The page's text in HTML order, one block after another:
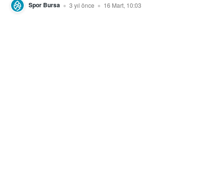
Spor Bursa 3 yıl önce 16 Mart, 10:03